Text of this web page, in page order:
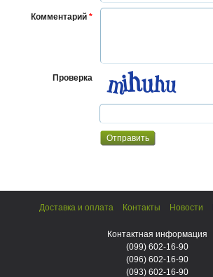
Комментарий *
Проверка
Доставка и оплата Контакты Новости
Контактная информация
(099) 602-16-90
(096) 602-16-90
(093) 602-16-90